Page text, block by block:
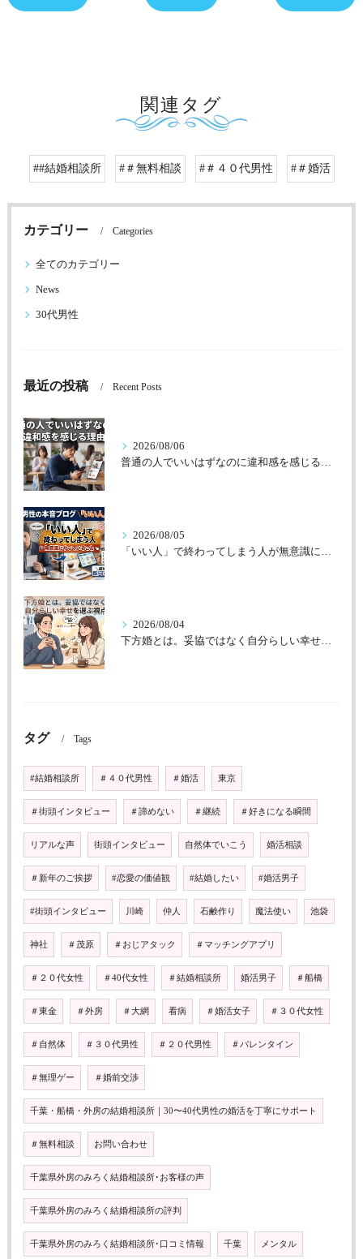
関連タグ
##結婚相談所 #＃無料相談 #＃４０代男性 #＃婚活
カテゴリー Categories
全てのカテゴリー
News
30代男性
最近の投稿 Recent Posts
2026/08/06
2026/08/05
2026/08/04
下方婚とは。妥協ではなく自分らしい幸せを選ぶ視点
タグ Tags
#結婚相談所 ＃４０代男性 ＃婚活 東京
＃街頭インタビュー ＃諦めない ＃継続 ＃好きになる瞬間
リアルな声 街頭インタビュー 自然体でいこう 婚活相談
＃新年のご挨拶 #恋愛の価値観 #結婚したい #婚活男子
#街頭インタビュー 川崎 仲人 石鹸作り 魔法使い 池袋
神社 ＃茂原 ＃おじアタック ＃マッチングアプリ
＃２０代女性 ＃40代女性 ＃結婚相談所 婚活男子 ＃船橋
＃東金 ＃外房 ＃大網 看病 ＃婚活女子 ＃３０代女性
＃自然体 ＃３０代男性 ＃２０代男性 ＃バレンタイン
＃無理ゲー ＃婚前交渉
千葉・船橋・外房の結婚相談所｜30〜40代男性の婚活を丁寧にサポート
＃無料相談 お問い合わせ
千葉県外房のみろく結婚相談所･お客様の声
千葉県外房のみろく結婚相談所の評判
千葉県外房のみろく結婚相談所･口コミ情報 千葉 メンタル